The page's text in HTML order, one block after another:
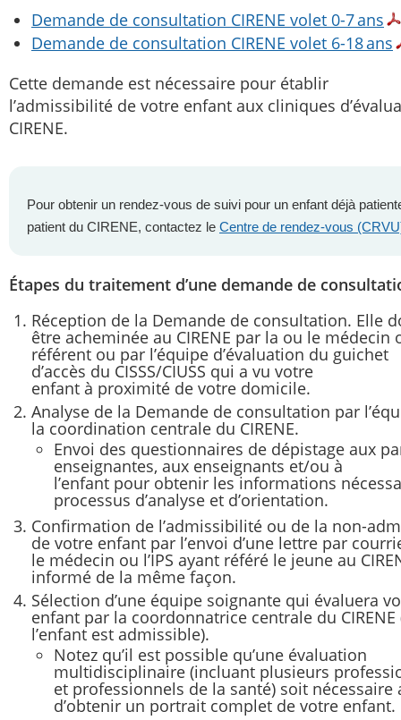
Demande de consultation CIRENE volet 0-7 ans
Demande de consultation CIRENE volet 6-18 ans
Cette demande est nécessaire pour établir
l’admissibilité de votre enfant aux cliniques
CIRENE.
Pour obtenir un rendez-vous de suivi pour un enfant déjà
patient du CIRENE, contactez le Centre de rendez-vous
Étapes du traitement d’une demande de
Réception de la Demande de consultation. Elle
être acheminée au CIRENE par la ou le médecin
référent ou par l’équipe d’évaluation du guichet
d’accès du CISSS/CIUSS qui a vu votre
enfant à proximité de votre domicile.
Analyse de la Demande de consultation par
la coordination centrale du CIRENE.
Envoi des questionnaires de dépistage aux
enseignantes, aux enseignants et/ou à
l’enfant pour obtenir les informations
processus d’analyse et d’orientation.
Confirmation de l’admissibilité ou de la non-
de votre enfant par l’envoi d’une lettre par
le médecin ou l’IPS ayant référé le jeune au
informé de la même façon.
Sélection d’une équipe soignante qui évaluera
enfant par la coordonnatrice centrale du CIRENE
l’enfant est admissible).
Notez qu’il est possible qu’une évaluation
multidisciplinaire (incluant plusieurs
et professionnels de la santé) soit nécessaire
d’obtenir un portrait complet de votre enfant.